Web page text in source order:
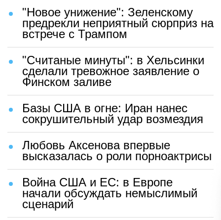
"Новое унижение": Зеленскому
предрекли неприятный сюрприз на
встрече с Трампом
"Считаные минуты": в Хельсинки
сделали тревожное заявление о
Финском заливе
Базы США в огне: Иран нанес
сокрушительный удар возмездия
Любовь Аксенова впервые
высказалась о роли порноактрисы
Война США и ЕС: в Европе
начали обсуждать немыслимый
сценарий